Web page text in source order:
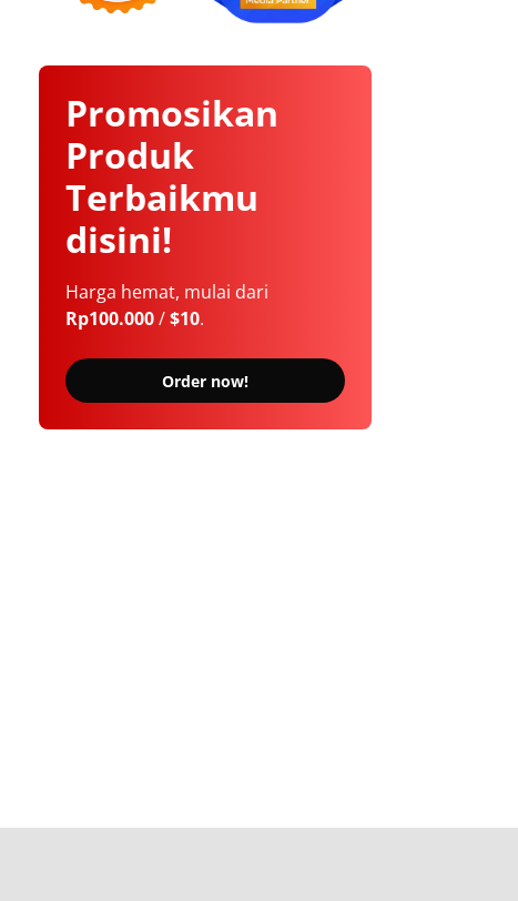
Promosikan
Produk
Terbaikmu
disini!
Harga hemat, mulai dari
Rp100.000/$10.
Order now!